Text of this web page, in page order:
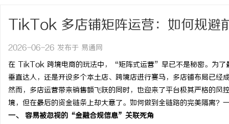
TikTok 多店铺矩阵运营：如何规避
2026-06-26 发布于 易通网
在 TikTok 跨境电商的玩法中，“矩阵式运营”早已不是秘密。为了
垂直达人，还是开设多个本土店、跨境店进行赛马，多店铺布局已经
然而，多店运营带来销售额飞跃的同时，也迎来了平台极其严格的
境，但在最后的资金链条上却大意了。如何做到全链路的完美隔离？
一、 容易被忽视的“金融合规信息”关联死角